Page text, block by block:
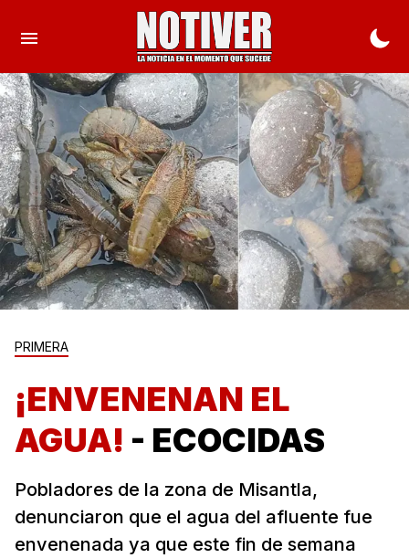
PRIMERA
¡ENVENENAN EL
AGUA! - ECOCIDAS
Pobladores de la zona de Misantla,
denunciaron que el agua del afluente fue
envenenada ya que este fin de semana